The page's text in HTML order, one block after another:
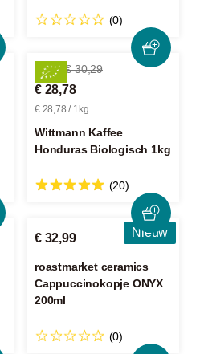
(0)
-4% € 30,29
€ 28,78
€ 28,78 / 1kg
Wittmann Kaffee
Honduras Biologisch 1kg
(20)
Nieuw
€ 32,99
roastmarket ceramics
Cappuccinokopje ONYX
200ml
(0)